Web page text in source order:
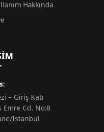
Hakkında
– Giriş Katı
Emre Cd. No:8
İstanbul